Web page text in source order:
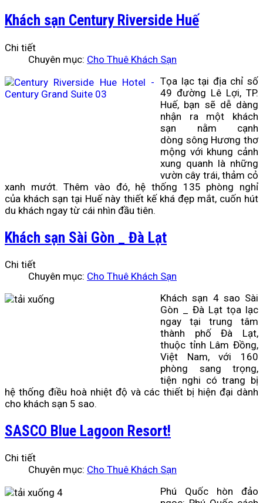
Khách sạn Century Riverside Huế
Chi tiết
Chuyên mục: Cho Thuê Khách Sạn
Tọa lạc tại địa chỉ số
49 đường Lê Lợi, TP.
Huế, bạn sẽ dễ dàng
nhận ra một khách
sạn nằm cạnh
dòng sông Hương thơ
mộng với khung cảnh
xung quanh là những
vườn cây trái, thảm cỏ
xanh mướt. Thêm vào đó, hệ thống 135 phòng nghỉ
của khách sạn tại Huếnày thiết kế khá đẹp mắt, cuốn hút
du khách ngay từ cái nhìn đầu tiên.
Khách sạn Sài Gòn _ Đà Lạt
Chi tiết
Chuyên mục: Cho Thuê Khách Sạn
Khách sạn 4 sao Sài
Gòn _ Đà Lạt tọa lạc
ngay tại trung tâm
thành phố Đà Lạt,
thuộc tỉnh Lâm Đồng,
Việt Nam, với 160
phòng sang trọng,
tiện nghi có trang bị
hệ thống điều hoà nhiệt độ và các thiết bị hiện đại dành
cho khách sạn 5 sao.
SASCO Blue Lagoon Resort!
Chi tiết
Chuyên mục: Cho Thuê Khách Sạn
Phú Quốc hòn đảo